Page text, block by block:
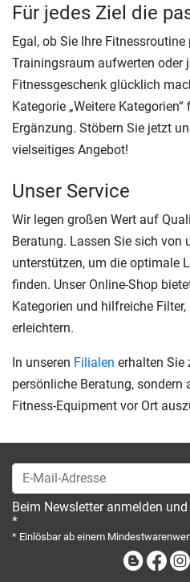
Für jedes Ziel die
Egal, ob Sie Ihre
Trainingsraum aufwerten oder
Fitnessgeschenk glücklich
Kategorie „Weitere
Ergänzung. Stöbern Sie jetzt
vielseitiges Angebot!
Unser Service
Wir legen großen Wert auf
Beratung. Lassen Sie sich von
unterstützen, um die optimale
finden. Unser Online-Shop
Kategorien und hilfreiche
erleichtern.
In unseren Filialen erhalten Sie
persönliche Beratung, sondern
Fitness-Equipment vor Ort
E-Mail-Adresse
Beim Newsletter anmelden
*
* Einlösbar ab einem
Blog